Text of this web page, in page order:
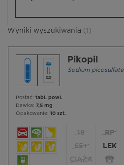
Wyniki wyszukiwania (1)
Pikopil
Sodium picosulfate
Postać: tabl. powl.
Dawka: 7,5 mg
Opakowanie: 10 szt.
18
65+
CIĄŻA
RP
LEK